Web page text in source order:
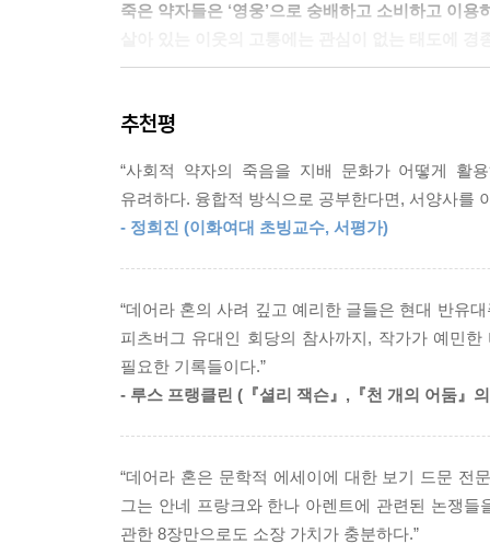
어떤 문화는 다른 가치를 지켜나간다는 것, 어떤
다른 민족 일부는 홀로코스트 박물관에 가서 슬
언가를 배우게 될 것이고, 서양 문명의 한계에 대
우리 아이들이 그렇게 되지 않았으면 하는 실제 사
--- p.290
--- p.293
부서진 세상을 재건하는 일에는 몇 가지 방법이
요하다. 그 변함없는 인식에는 실천과 경계심, 모
--- p.345
죽은 약자들은 ‘영웅’으로 숭배하고 소비하고 이용
명이 넘는 예약 관람객이 줄을 서는 전 세계적 ‘
야물커를 쓰려고 했다. 고용주는 그것을 야구모
있는 유대인은 박물관의 ‘독립적 위치’를 ‘방해’
집’에서 일하는 유대인에게 유대인의 정체성을
차별의 생생한 증거이다. 죽은 유대인은 기리고
한국 사회는 예외일까? 차별당하다 스스로 목숨
사이버불링을 당하다가 자살한 뒤 운동의 진영 싸
『안네의 일기』에서 『베니스의 상인』까지,
중국 하얼빈의 유대인 공동체에서 피츠버그 유대
낡고 오래된 편견을 깨부수는 통렬한 문제 제기,
은밀하고 교묘한 차별에 저항하는 신랄한 열두 편
추천평
“사회적 약자의 죽음을 지배 문화가 어떻게 활
유려하다. 융합적 방식으로 공부한다면, 서양사를
- 정희진 (이화여대 초빙교수, 서평가)
“데어라 혼의 사려 깊고 예리한 글들은 현대 반유
피츠버그 유대인 회당의 참사까지, 작가가 예민
필요한 기록들이다.”
- 루스 프랭클린 (『셜리 잭슨』,『천 개의 어둠』
“데어라 혼은 문학적 에세이에 대한 보기 드문 전
그는 안네 프랑크와 한나 아렌트에 관련된 논쟁
관한 8장만으로도 소장 가치가 충분하다.”